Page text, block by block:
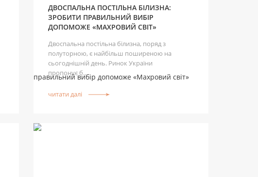
ДВОСПАЛЬНА ПОСТІЛЬНА БІЛИЗНА:
ЗРОБИТИ ПРАВИЛЬНИЙ ВИБІР
ДОПОМОЖЕ «МАХРОВИЙ СВІТ»
Двоспальна постільна білизна, поряд з
полуторною, є найбільш поширеною на
сьогоднішній день. Ринок України
пропонує б...
читати далі